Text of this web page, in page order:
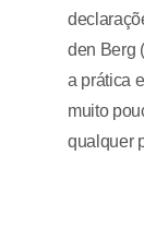
den Berg
a prática
muito
qualquer